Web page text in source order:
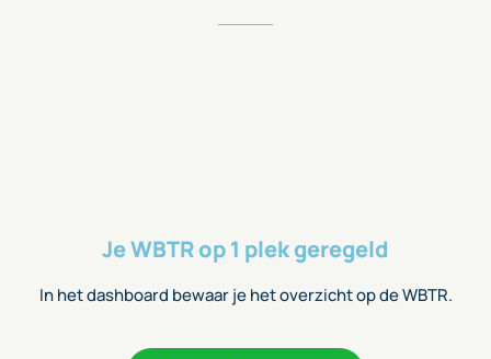
Je WBTR op 1 plek geregeld
In het dashboard bewaar je het overzicht op de WBTR.